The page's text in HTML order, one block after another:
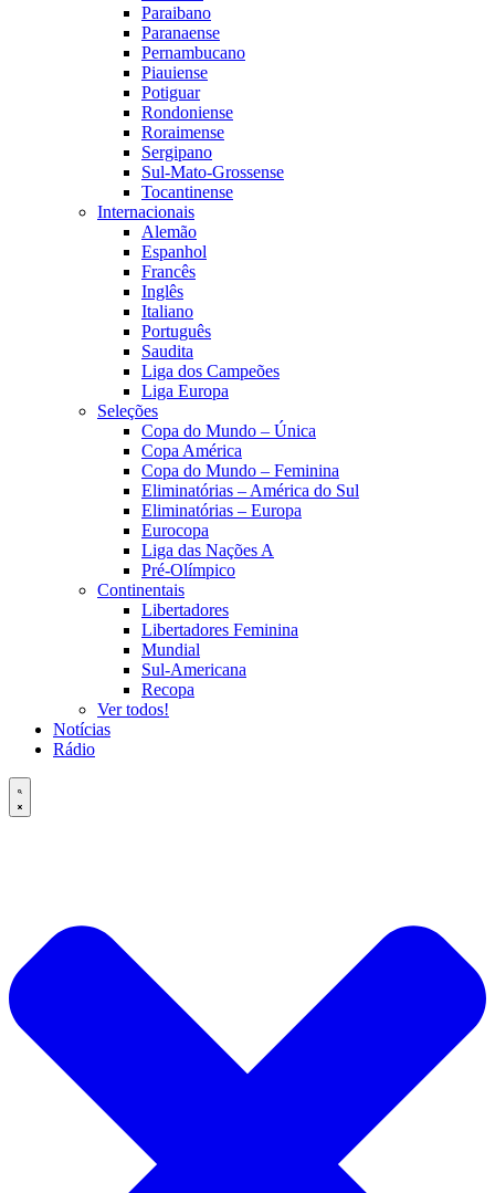
Paraibano
Paranaense
Pernambucano
Piauiense
Potiguar
Rondoniense
Roraimense
Sergipano
Sul-Mato-Grossense
Tocantinense
Internacionais
Alemão
Espanhol
Francês
Inglês
Italiano
Português
Saudita
Liga dos Campeões
Liga Europa
Seleções
Copa do Mundo – Única
Copa América
Copa do Mundo – Feminina
Eliminatórias – América do Sul
Eliminatórias – Europa
Eurocopa
Liga das Nações A
Pré-Olímpico
Continentais
Libertadores
Libertadores Feminina
Mundial
Sul-Americana
Recopa
Ver todos!
Notícias
Rádio